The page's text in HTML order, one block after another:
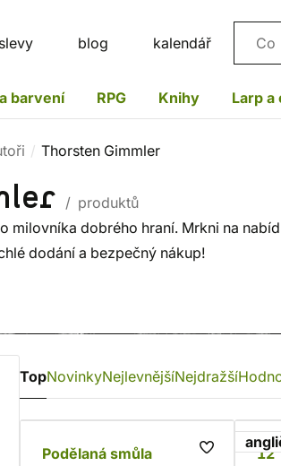
slevy blog kalendář
barvení RPG Knihy Larp a
Thorsten Gimmler
/ produktů
milovníka dobrého hraní. Mrkni na
dodání a bezpečný nákup!
TopNovinkyNejlevnějšíNejdražší
Podělaná smůla 12